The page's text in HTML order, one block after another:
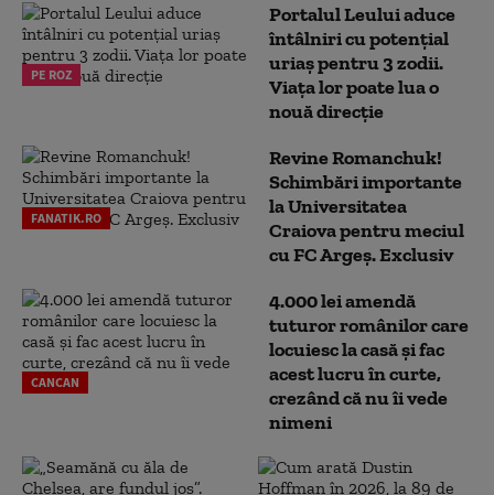
PE ROZ
Portalul Leului aduce
întâlniri cu potențial
uriaș pentru 3 zodii.
Viața lor poate lua o
nouă direcție
FANATIK.RO
Revine Romanchuk!
Schimbări importante
la Universitatea
Craiova pentru meciul
cu FC Argeş. Exclusiv
CANCAN
4.000 lei amendă
tuturor românilor care
locuiesc la casă și fac
acest lucru în curte,
crezând că nu îi vede
nimeni